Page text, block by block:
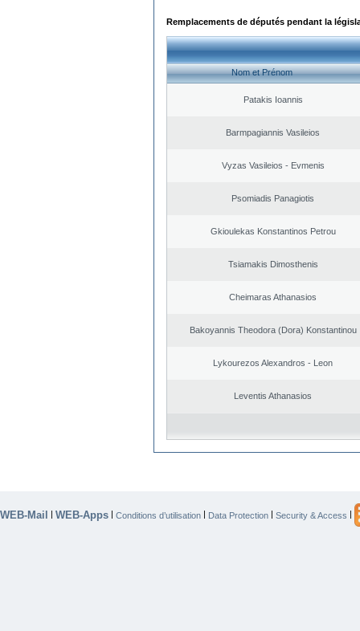
Remplacements de députés pendant la
Nom et Prénom
Patakis Ioannis
Barmpagiannis Vasileios
Vyzas Vasileios - Evmenis
Psomiadis Panagiotis
Gkioulekas Konstantinos Petrou
Tsiamakis Dimosthenis
Cheimaras Athanasios
Bakoyannis Theodora (Dora) Konstantinou
Lykourezos Alexandros - Leon
Leventis Athanasios
WEB-Mail | WEB-Apps | Conditions d’utilisation | Data Protection | Security & Access |